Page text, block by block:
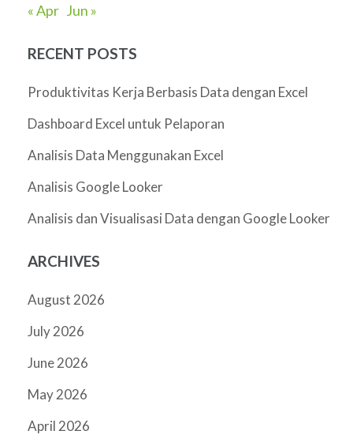
« Apr Jun »
RECENT POSTS
Produktivitas Kerja Berbasis Data dengan Excel
Dashboard Excel untuk Pelaporan
Analisis Data Menggunakan Excel
Analisis Google Looker
Analisis dan Visualisasi Data dengan Google Looker
ARCHIVES
August 2026
July 2026
June 2026
May 2026
April 2026